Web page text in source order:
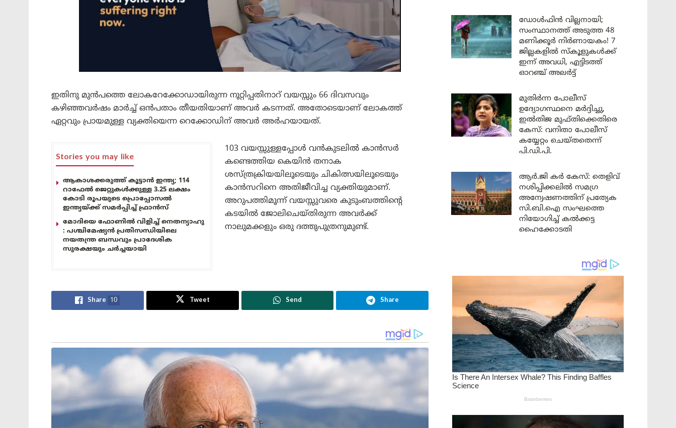
ഇതിനു മുന്‍പത്തെ ലോകറേക്കോഡായിരുന്ന നൂറ്റിപ്പതിനാറ് വയസ്സും 66 ദിവസവും
കഴിഞ്ഞവര്‍ഷം മാര്‍ച്ച് ഒന്‍പതാം തീയതിയാണ് അവര്‍ കടന്നത്. അതോടെയാണ് ലോകത്ത്
ഏറ്റവും പ്രായമുള്ള വ്യക്തിയെന്ന റെക്കോഡിന് അവര്‍ അര്‍ഹയായത്.
Stories you may like
ആകാശക്കരുത്ത് കൂട്ടാൻ ഇന്ത്യ; 114
റാഫേൽ ജെറ്റുകൾക്കുള്ള 3.25 ലക്ഷം
കോടി രൂപയുടെ പ്രൊപ്പോസൽ
ഇന്ത്യയ്ക്ക് സമർപ്പിച്ച് ഫ്രാൻസ്
മോദിയെ ഫോണിൽ വിളിച്ച് നെതന്യാഹു
: പശ്ചിമേഷ്യൻ പ്രതിസന്ധിയിലെ
നയതന്ത്ര ബന്ധവും പ്രാദേശിക
സുരക്ഷയും ചർച്ചയായി
103 വയസ്സുള്ളപ്പോള്‍ വന്‍കുടലില്‍ കാന്‍സര്‍
കണ്ടെത്തിയ കെയിന്‍ തനാക
ശസ്ത്രക്രിയയിലൂടെയും ചികിത്സയിലൂടെയും
കാന്‍സറിനെ അതിജീവിച്ച വ്യക്തിയുമാണ്.
അറുപത്തിമൂന്ന് വയസ്സുവരെ കുടുംബത്തിന്റെ
കടയില്‍ ജോലിചെയ്തിരുന്ന അവര്‍ക്ക്
നാലുമക്കളും ഒരു ദത്തുപുത്രനുമുണ്ട്.
Share 10 Tweet Send Share
ഡോൾഫിൻ വില്ലനായി;
സംസ്ഥാനത്ത് അടുത്ത 48
മണിക്കൂർ നിർണായകം! 7
ജില്ലകളിൽ സ്കൂളുകൾക്ക്
ഇന്ന് അവധി, എട്ടിടത്ത്
ഓറഞ്ച് അലർട്ട്
മുതിർന്ന പോലീസ്
ഉദ്യോഗസ്ഥനെ മർദ്ദിച്ചു,
ഇൽതിജ മുഫ്തിക്കെതിരെ
കേസ്: വനിതാ പോലീസ്
കയ്യേറ്റം ചെയ്തതെന്ന്
പി.ഡി.പി.
ആർ.ജി കർ കേസ്: തെളിവ്
നശിപ്പിക്കലിൽ സമഗ്ര
അന്വേഷണത്തിന് പ്രത്യേക
സി.ബി.ഐ സംഘത്തെ
നിയോഗിച്ച് കൽക്കട്ട
ഹൈക്കോടതി